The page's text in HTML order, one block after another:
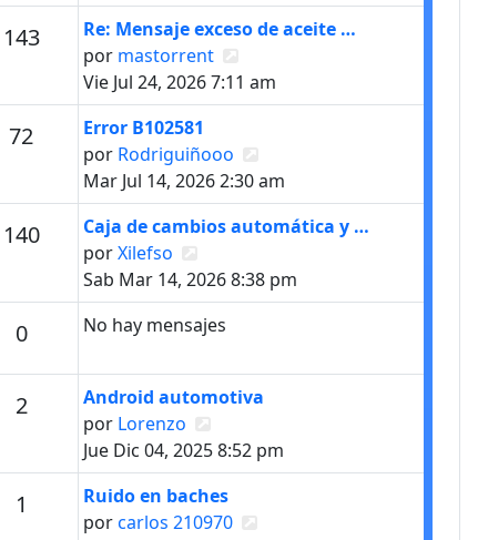
143Mensajes
Último mensaje
Re: Mensaje exceso de aceite …
por mastorrent
Vie Jul 24, 2026 7:11 am
72MensajesÚltimo mensaje
Error B102581
por Rodriguiñooo
Mar Jul 14, 2026 2:30 am
140Mensajes
Último mensaje
Caja de cambios automática y …
porXilefso
Sab Mar 14, 2026 8:38 pm
0MensajesNo hay mensajes
2MensajesÚltimo mensaje
Android automotiva
por Lorenzo
Jue Dic 04, 2025 8:52 pm
1 MensajesÚltimo mensaje
Ruido en baches
porcarlos 210970